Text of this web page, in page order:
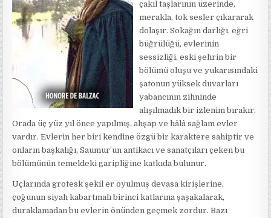
çakıl taşlarının üzerinde,
merakla, tok sesler çıkararak
dolaşır. Sokağın darlığı, eğri
büğrülüğü, evlerinin
sessizliği, eski şehrin bir
bölümü oluşu ve yukarısındaki
şatonun yüksek duvarları
yabancının zihninde
alışılmadık bir izlenim bırakır.
Orada üç yüz yıl önce yapılmış, ahşap ve hâlâ sağlam evler
vardır. Evlerin her biri kendine özgü bir karaktere sahiptir ve
onların başkalığı, Saumur’un antikacı ve sanatçıları çeken bu
bölümünün temeldeki garipliğine katkıda bulunur.
Uçlarında grotesk şekil er oyulmuş devasa kirişlerine,
çoğunun siyah kabartmalı birinci katlarına şaşakalarak,
duraklamadan bu evlerin önünden geçmek zordur. Bazı